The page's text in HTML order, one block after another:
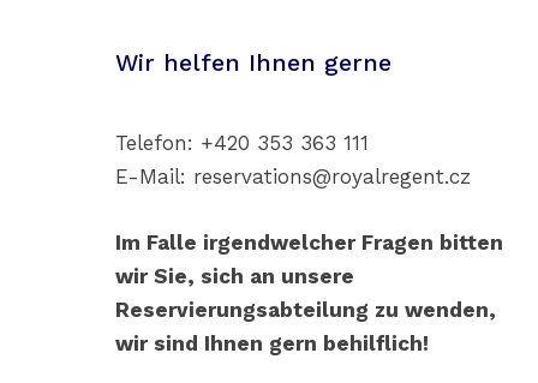
Wir helfen Ihnen gerne
Telefon: +420 353 363 111
E-Mail: reservations@royalregent.cz
Im Falle irgendwelcher Fragen bitten
wir Sie, sich an unsere
Reservierungsabteilung zu wenden,
wir sind Ihnen gern behilflich!